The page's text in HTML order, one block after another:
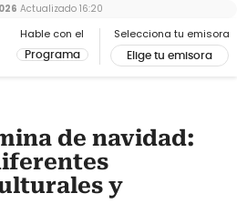
Hable con el
Programa
Selecciona tu emisora
Elige tu emisora
Actualizado 16:20
de navidad:
y